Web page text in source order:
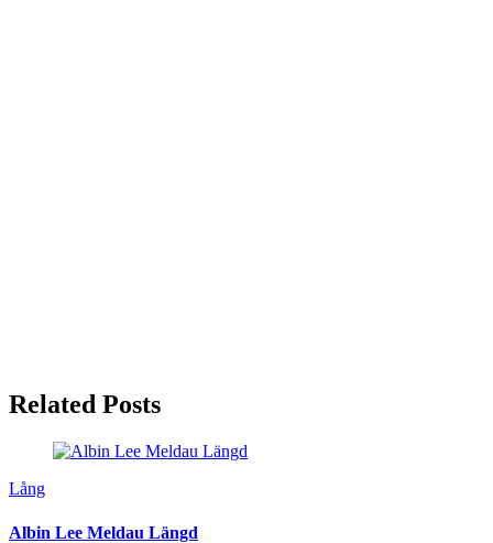
Related Posts
Lång
Albin Lee Meldau Längd